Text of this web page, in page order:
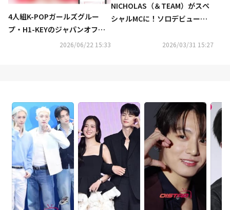
4人組K-POPガールズグルー
プ・H1-KEYのジャパンオフィ
シャルファンクラブをリニュー
2026/06/22 15:33
NICHOLAS（＆TEAM）がスペ
シャルMCに！ソロデビューを
場！『SBS人気歌謡』最新回が
2026/03/31 15:27